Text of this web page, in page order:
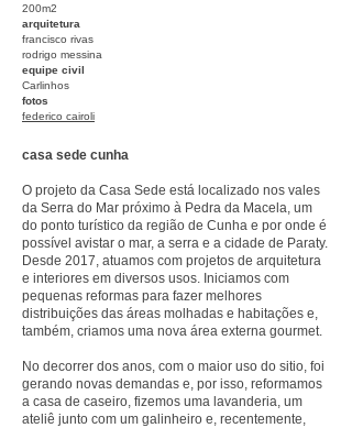
200m2
arquitetura
francisco rivas
rodrigo messina​
equipe civil
Carlinhos
fotos
federico cairoli
casa sede cunha
O projeto da Casa Sede está localizado nos vales
da Serra do Mar próximo à Pedra da Macela, um
do ponto turístico da região de Cunha e por onde é
possível avistar o mar, a serra e a cidade de Paraty.
Desde 2017, atuamos com projetos de arquitetura
e interiores em diversos usos. Iniciamos com
pequenas reformas para fazer melhores
distribuições das áreas molhadas e habitações e,
também, criamos uma nova área externa gourmet.
No decorrer dos anos, com o maior uso do sitio, foi
gerando novas demandas e, por isso, reformamos
a casa de caseiro, fizemos uma lavanderia, um
ateliê junto com um galinheiro e, recentemente,